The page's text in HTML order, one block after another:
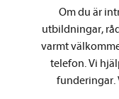
Om du är
utbildningar,
varmt
telefon. Vi
funderingar.